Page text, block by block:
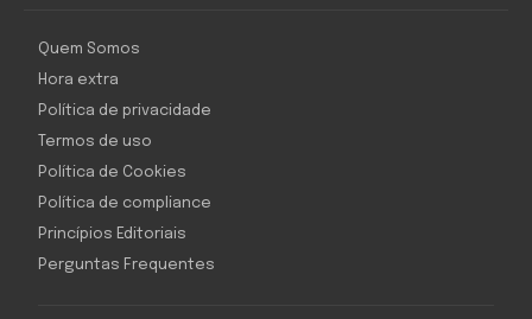
Quem Somos
Hora extra
Política de privacidade
Termos de uso
Política de Cookies
Política de compliance
Princípios Editoriais
Perguntas Frequentes